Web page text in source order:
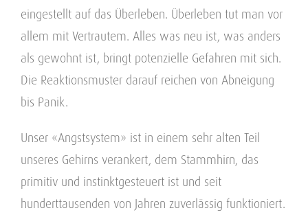
eingestellt auf das Überleben. Überleben tut man vor
allem mit Vertrautem. Alles was neu ist, was anders
als gewohnt ist, bringt potenzielle Gefahren mit sich.
Die Reaktionsmuster darauf reichen von Abneigung
bis Panik.
Unser «Angstsystem» ist in einem sehr alten Teil
unseres Gehirns verankert, dem Stammhirn, das
primitiv und instinktgesteuert ist und seit
hunderttausenden von Jahren zuverlässig funktioniert.